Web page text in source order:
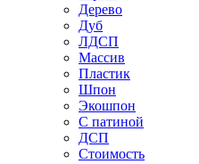
Дерево
Дуб
ЛДСП
Массив
Пластик
Шпон
Экошпон
С патиной
ДСП
Стоимость